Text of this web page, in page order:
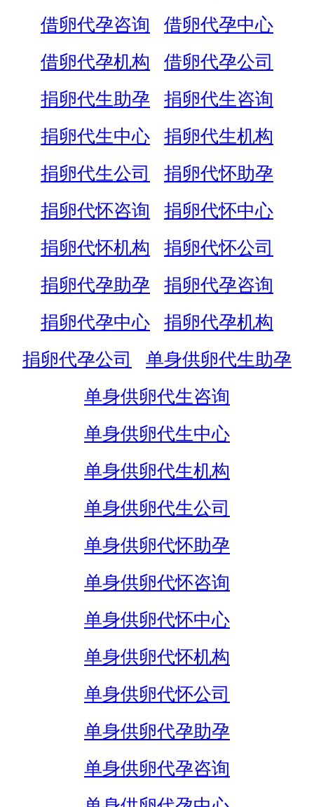
借卵代孕咨询
借卵代孕中心
借卵代孕机构
借卵代孕公司
捐卵代生助孕
捐卵代生咨询
捐卵代生中心
捐卵代生机构
捐卵代生公司
捐卵代怀助孕
捐卵代怀咨询
捐卵代怀中心
捐卵代怀机构
捐卵代怀公司
捐卵代孕助孕
捐卵代孕咨询
捐卵代孕中心
捐卵代孕机构
捐卵代孕公司
单身供卵代生助孕
单身供卵代生咨询
单身供卵代生中心
单身供卵代生机构
单身供卵代生公司
单身供卵代怀助孕
单身供卵代怀咨询
单身供卵代怀中心
单身供卵代怀机构
单身供卵代怀公司
单身供卵代孕助孕
单身供卵代孕咨询